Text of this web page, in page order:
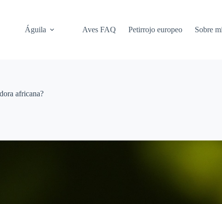
Águila
Aves FAQ Petirrojo europeo Sobre
africana?